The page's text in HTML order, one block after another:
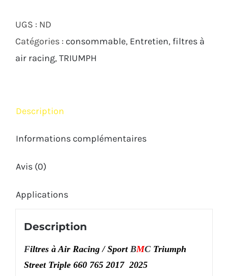
BMC
Racing
Triumph
2017
2025
UGS : ND
Catégories : consommable Entretien filtres à
air racing TRIUMPH
Description
Informations complémentaires
Avis (0)
Applications
Description
Filtres à Air Racing / SportBMC Triumph
Street Triple 660 765 2017 2025